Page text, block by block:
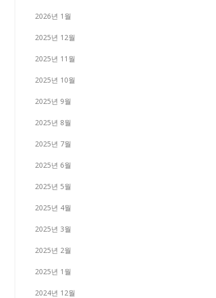
2026년 1월
2025년 12월
2025년 11월
2025년 10월
2025년 9월
2025년 8월
2025년 7월
2025년 6월
2025년 5월
2025년 4월
2025년 3월
2025년 2월
2025년 1월
2024년 12월